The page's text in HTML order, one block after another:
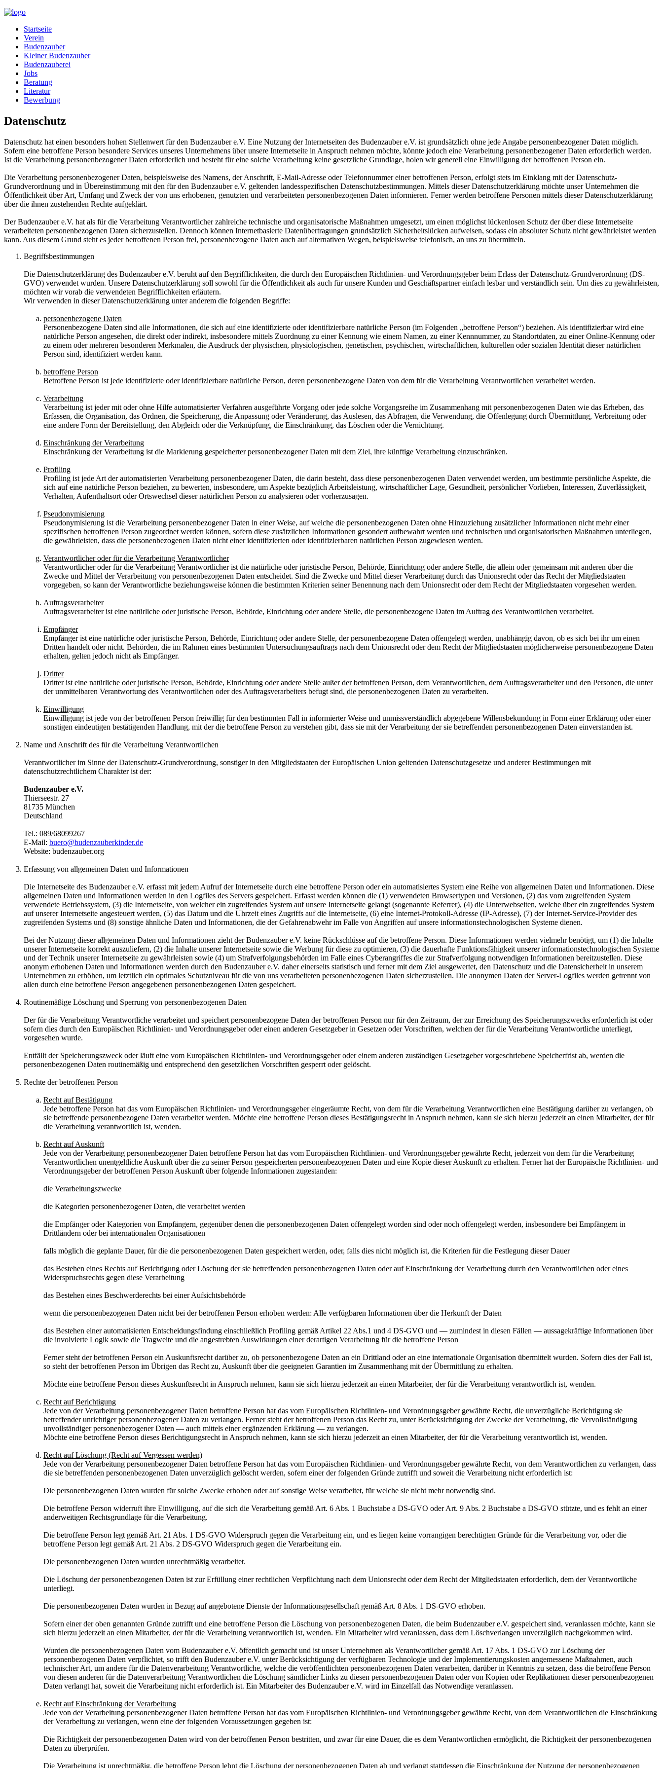
Startseite
Verein
Budenzauber
Kleiner Budenzauber
Budenzauberei
Jobs
Beratung
Literatur
Bewerbung
Datenschutz
Datenschutz hat einen besonders hohen Stellenwert für den Budenzauber e.V. Eine Nutzung der Internetseiten des Budenzauber e.V. ist grundsätzlich ohne jede Angabe personenbezogener Daten möglich.
Sofern eine betroffene Person besondere Services unseres Unternehmens über unsere Internetseite in Anspruch nehmen möchte, könnte jedoch eine Verarbeitung personenbezogener Daten erforderlich werden.
Ist die Verarbeitung personenbezogener Daten erforderlich und besteht für eine solche Verarbeitung keine gesetzliche Grundlage, holen wir generell eine Einwilligung der betroffenen Person ein.
Die Verarbeitung personenbezogener Daten, beispielsweise des Namens, der Anschrift, E-Mail-Adresse oder Telefonnummer einer betroffenen Person, erfolgt stets im Einklang mit der Datenschutz-
Grundverordnung und in Übereinstimmung mit den für den Budenzauber e.V. geltenden landesspezifischen Datenschutzbestimmungen. Mittels dieser Datenschutzerklärung möchte unser Unternehmen die
Öffentlichkeit über Art, Umfang und Zweck der von uns erhobenen, genutzten und verarbeiteten personenbezogenen Daten informieren. Ferner werden betroffene Personen mittels dieser Datenschutzerklärung
über die ihnen zustehenden Rechte aufgeklärt.
Der Budenzauber e.V. hat als für die Verarbeitung Verantwortlicher zahlreiche technische und organisatorische Maßnahmen umgesetzt, um einen möglichst lückenlosen Schutz der über diese Internetseite
verarbeiteten personenbezogenen Daten sicherzustellen. Dennoch können Internetbasierte Datenübertragungen grundsätzlich Sicherheitslücken aufweisen, sodass ein absoluter Schutz nicht gewährleistet werden
kann. Aus diesem Grund steht es jeder betroffenen Person frei, personenbezogene Daten auch auf alternativen Wegen, beispielsweise telefonisch, an uns zu übermitteln.
Begriffsbestimmungen
Die Datenschutzerklärung des Budenzauber e.V. beruht auf den Begrifflichkeiten, die durch den Europäischen Richtlinien- und Verordnungsgeber beim Erlass der Datenschutz-Grundverordnung (DS-
GVO) verwendet wurden. Unsere Datenschutzerklärung soll sowohl für die Öffentlichkeit als auch für unsere Kunden und Geschäftspartner einfach lesbar und verständlich sein. Um dies zu gewährleisten,
möchten wir vorab die verwendeten Begrifflichkeiten erläutern.
Wir verwenden in dieser Datenschutzerklärung unter anderem die folgenden Begriffe:
personenbezogene Daten
Personenbezogene Daten sind alle Informationen, die sich auf eine identifizierte oder identifizierbare natürliche Person (im Folgenden „betroffene Person“) beziehen. Als identifizierbar wird eine
natürliche Person angesehen, die direkt oder indirekt, insbesondere mittels Zuordnung zu einer Kennung wie einem Namen, zu einer Kennnummer, zu Standortdaten, zu einer Online-Kennung oder
zu einem oder mehreren besonderen Merkmalen, die Ausdruck der physischen, physiologischen, genetischen, psychischen, wirtschaftlichen, kulturellen oder sozialen Identität dieser natürlichen
Person sind, identifiziert werden kann.
betroffene Person
Betroffene Person ist jede identifizierte oder identifizierbare natürliche Person, deren personenbezogene Daten von dem für die Verarbeitung Verantwortlichen verarbeitet werden.
Verarbeitung
Verarbeitung ist jeder mit oder ohne Hilfe automatisierter Verfahren ausgeführte Vorgang oder jede solche Vorgangsreihe im Zusammenhang mit personenbezogenen Daten wie das Erheben, das
Erfassen, die Organisation, das Ordnen, die Speicherung, die Anpassung oder Veränderung, das Auslesen, das Abfragen, die Verwendung, die Offenlegung durch Übermittlung, Verbreitung oder
eine andere Form der Bereitstellung, den Abgleich oder die Verknüpfung, die Einschränkung, das Löschen oder die Vernichtung.
Einschränkung der Verarbeitung
Einschränkung der Verarbeitung ist die Markierung gespeicherter personenbezogener Daten mit dem Ziel, ihre künftige Verarbeitung einzuschränken.
Profiling
Profiling ist jede Art der automatisierten Verarbeitung personenbezogener Daten, die darin besteht, dass diese personenbezogenen Daten verwendet werden, um bestimmte persönliche Aspekte, die
sich auf eine natürliche Person beziehen, zu bewerten, insbesondere, um Aspekte bezüglich Arbeitsleistung, wirtschaftlicher Lage, Gesundheit, persönlicher Vorlieben, Interessen, Zuverlässigkeit,
Verhalten, Aufenthaltsort oder Ortswechsel dieser natürlichen Person zu analysieren oder vorherzusagen.
Pseudonymisierung
Pseudonymisierung ist die Verarbeitung personenbezogener Daten in einer Weise, auf welche die personenbezogenen Daten ohne Hinzuziehung zusätzlicher Informationen nicht mehr einer
spezifischen betroffenen Person zugeordnet werden können, sofern diese zusätzlichen Informationen gesondert aufbewahrt werden und technischen und organisatorischen Maßnahmen unterliegen,
die gewährleisten, dass die personenbezogenen Daten nicht einer identifizierten oder identifizierbaren natürlichen Person zugewiesen werden.
Verantwortlicher oder für die Verarbeitung Verantwortlicher
Verantwortlicher oder für die Verarbeitung Verantwortlicher ist die natürliche oder juristische Person, Behörde, Einrichtung oder andere Stelle, die allein oder gemeinsam mit anderen über die
Zwecke und Mittel der Verarbeitung von personenbezogenen Daten entscheidet. Sind die Zwecke und Mittel dieser Verarbeitung durch das Unionsrecht oder das Recht der Mitgliedstaaten
vorgegeben, so kann der Verantwortliche beziehungsweise können die bestimmten Kriterien seiner Benennung nach dem Unionsrecht oder dem Recht der Mitgliedstaaten vorgesehen werden.
Auftragsverarbeiter
Auftragsverarbeiter ist eine natürliche oder juristische Person, Behörde, Einrichtung oder andere Stelle, die personenbezogene Daten im Auftrag des Verantwortlichen verarbeitet.
Empfänger
Empfänger ist eine natürliche oder juristische Person, Behörde, Einrichtung oder andere Stelle, der personenbezogene Daten offengelegt werden, unabhängig davon, ob es sich bei ihr um einen
Dritten handelt oder nicht. Behörden, die im Rahmen eines bestimmten Untersuchungsauftrags nach dem Unionsrecht oder dem Recht der Mitgliedstaaten möglicherweise personenbezogene Daten
erhalten, gelten jedoch nicht als Empfänger.
Dritter
Dritter ist eine natürliche oder juristische Person, Behörde, Einrichtung oder andere Stelle außer der betroffenen Person, dem Verantwortlichen, dem Auftragsverarbeiter und den Personen, die unter
der unmittelbaren Verantwortung des Verantwortlichen oder des Auftragsverarbeiters befugt sind, die personenbezogenen Daten zu verarbeiten.
Einwilligung
Einwilligung ist jede von der betroffenen Person freiwillig für den bestimmten Fall in informierter Weise und unmissverständlich abgegebene Willensbekundung in Form einer Erklärung oder einer
sonstigen eindeutigen bestätigenden Handlung, mit der die betroffene Person zu verstehen gibt, dass sie mit der Verarbeitung der sie betreffenden personenbezogenen Daten einverstanden ist.
Name und Anschrift des für die Verarbeitung Verantwortlichen
Verantwortlicher im Sinne der Datenschutz-Grundverordnung, sonstiger in den Mitgliedstaaten der Europäischen Union geltenden Datenschutzgesetze und anderer Bestimmungen mit
datenschutzrechtlichem Charakter ist der:
Budenzauber e.V.
Thierseestr. 27
81735 München
Deutschland
Tel.: 089/68099267
E-Mail: buero@budenzauberkinder.de
Website: budenzauber.org
Erfassung von allgemeinen Daten und Informationen
Die Internetseite des Budenzauber e.V. erfasst mit jedem Aufruf der Internetseite durch eine betroffene Person oder ein automatisiertes System eine Reihe von allgemeinen Daten und Informationen. Diese
allgemeinen Daten und Informationen werden in den Logfiles des Servers gespeichert. Erfasst werden können die (1) verwendeten Browsertypen und Versionen, (2) das vom zugreifenden System
verwendete Betriebssystem, (3) die Internetseite, von welcher ein zugreifendes System auf unsere Internetseite gelangt (sogenannte Referrer), (4) die Unterwebseiten, welche über ein zugreifendes System
auf unserer Internetseite angesteuert werden, (5) das Datum und die Uhrzeit eines Zugriffs auf die Internetseite, (6) eine Internet-Protokoll-Adresse (IP-Adresse), (7) der Internet-Service-Provider des
zugreifenden Systems und (8) sonstige ähnliche Daten und Informationen, die der Gefahrenabwehr im Falle von Angriffen auf unsere informationstechnologischen Systeme dienen.
Bei der Nutzung dieser allgemeinen Daten und Informationen zieht der Budenzauber e.V. keine Rückschlüsse auf die betroffene Person. Diese Informationen werden vielmehr benötigt, um (1) die Inhalte
unserer Internetseite korrekt auszuliefern, (2) die Inhalte unserer Internetseite sowie die Werbung für diese zu optimieren, (3) die dauerhafte Funktionsfähigkeit unserer informationstechnologischen Systeme
und der Technik unserer Internetseite zu gewährleisten sowie (4) um Strafverfolgungsbehörden im Falle eines Cyberangriffes die zur Strafverfolgung notwendigen Informationen bereitzustellen. Diese
anonym erhobenen Daten und Informationen werden durch den Budenzauber e.V. daher einerseits statistisch und ferner mit dem Ziel ausgewertet, den Datenschutz und die Datensicherheit in unserem
Unternehmen zu erhöhen, um letztlich ein optimales Schutzniveau für die von uns verarbeiteten personenbezogenen Daten sicherzustellen. Die anonymen Daten der Server-Logfiles werden getrennt von
allen durch eine betroffene Person angegebenen personenbezogenen Daten gespeichert.
Routinemäßige Löschung und Sperrung von personenbezogenen Daten
Der für die Verarbeitung Verantwortliche verarbeitet und speichert personenbezogene Daten der betroffenen Person nur für den Zeitraum, der zur Erreichung des Speicherungszwecks erforderlich ist oder
sofern dies durch den Europäischen Richtlinien- und Verordnungsgeber oder einen anderen Gesetzgeber in Gesetzen oder Vorschriften, welchen der für die Verarbeitung Verantwortliche unterliegt,
vorgesehen wurde.
Entfällt der Speicherungszweck oder läuft eine vom Europäischen Richtlinien- und Verordnungsgeber oder einem anderen zuständigen Gesetzgeber vorgeschriebene Speicherfrist ab, werden die
personenbezogenen Daten routinemäßig und entsprechend den gesetzlichen Vorschriften gesperrt oder gelöscht.
Rechte der betroffenen Person
Recht auf Bestätigung
Jede betroffene Person hat das vom Europäischen Richtlinien- und Verordnungsgeber eingeräumte Recht, von dem für die Verarbeitung Verantwortlichen eine Bestätigung darüber zu verlangen, ob
sie betreffende personenbezogene Daten verarbeitet werden. Möchte eine betroffene Person dieses Bestätigungsrecht in Anspruch nehmen, kann sie sich hierzu jederzeit an einen Mitarbeiter, der für
die Verarbeitung verantwortlich ist, wenden.
Recht auf Auskunft
Jede von der Verarbeitung personenbezogener Daten betroffene Person hat das vom Europäischen Richtlinien- und Verordnungsgeber gewährte Recht, jederzeit von dem für die Verarbeitung
Verantwortlichen unentgeltliche Auskunft über die zu seiner Person gespeicherten personenbezogenen Daten und eine Kopie dieser Auskunft zu erhalten. Ferner hat der Europäische Richtlinien- und
Verordnungsgeber der betroffenen Person Auskunft über folgende Informationen zugestanden:
die Verarbeitungszwecke
die Kategorien personenbezogener Daten, die verarbeitet werden
die Empfänger oder Kategorien von Empfängern, gegenüber denen die personenbezogenen Daten offengelegt worden sind oder noch offengelegt werden, insbesondere bei Empfängern in
Drittländern oder bei internationalen Organisationen
falls möglich die geplante Dauer, für die die personenbezogenen Daten gespeichert werden, oder, falls dies nicht möglich ist, die Kriterien für die Festlegung dieser Dauer
das Bestehen eines Rechts auf Berichtigung oder Löschung der sie betreffenden personenbezogenen Daten oder auf Einschränkung der Verarbeitung durch den Verantwortlichen oder eines
Widerspruchsrechts gegen diese Verarbeitung
das Bestehen eines Beschwerderechts bei einer Aufsichtsbehörde
wenn die personenbezogenen Daten nicht bei der betroffenen Person erhoben werden: Alle verfügbaren Informationen über die Herkunft der Daten
das Bestehen einer automatisierten Entscheidungsfindung einschließlich Profiling gemäß Artikel 22 Abs.1 und 4 DS-GVO und — zumindest in diesen Fällen — aussagekräftige Informationen über
die involvierte Logik sowie die Tragweite und die angestrebten Auswirkungen einer derartigen Verarbeitung für die betroffene Person
Ferner steht der betroffenen Person ein Auskunftsrecht darüber zu, ob personenbezogene Daten an ein Drittland oder an eine internationale Organisation übermittelt wurden. Sofern dies der Fall ist,
so steht der betroffenen Person im Übrigen das Recht zu, Auskunft über die geeigneten Garantien im Zusammenhang mit der Übermittlung zu erhalten.
Möchte eine betroffene Person dieses Auskunftsrecht in Anspruch nehmen, kann sie sich hierzu jederzeit an einen Mitarbeiter, der für die Verarbeitung verantwortlich ist, wenden.
Recht auf Berichtigung
Jede von der Verarbeitung personenbezogener Daten betroffene Person hat das vom Europäischen Richtlinien- und Verordnungsgeber gewährte Recht, die unverzügliche Berichtigung sie
betreffender unrichtiger personenbezogener Daten zu verlangen. Ferner steht der betroffenen Person das Recht zu, unter Berücksichtigung der Zwecke der Verarbeitung, die Vervollständigung
unvollständiger personenbezogener Daten — auch mittels einer ergänzenden Erklärung — zu verlangen.
Möchte eine betroffene Person dieses Berichtigungsrecht in Anspruch nehmen, kann sie sich hierzu jederzeit an einen Mitarbeiter, der für die Verarbeitung verantwortlich ist, wenden.
Recht auf Löschung (Recht auf Vergessen werden)
Jede von der Verarbeitung personenbezogener Daten betroffene Person hat das vom Europäischen Richtlinien- und Verordnungsgeber gewährte Recht, von dem Verantwortlichen zu verlangen, dass
die sie betreffenden personenbezogenen Daten unverzüglich gelöscht werden, sofern einer der folgenden Gründe zutrifft und soweit die Verarbeitung nicht erforderlich ist:
Die personenbezogenen Daten wurden für solche Zwecke erhoben oder auf sonstige Weise verarbeitet, für welche sie nicht mehr notwendig sind.
Die betroffene Person widerruft ihre Einwilligung, auf die sich die Verarbeitung gemäß Art. 6 Abs. 1 Buchstabe a DS-GVO oder Art. 9 Abs. 2 Buchstabe a DS-GVO stützte, und es fehlt an einer
anderweitigen Rechtsgrundlage für die Verarbeitung.
Die betroffene Person legt gemäß Art. 21 Abs. 1 DS-GVO Widerspruch gegen die Verarbeitung ein, und es liegen keine vorrangigen berechtigten Gründe für die Verarbeitung vor, oder die
betroffene Person legt gemäß Art. 21 Abs. 2 DS-GVO Widerspruch gegen die Verarbeitung ein.
Die personenbezogenen Daten wurden unrechtmäßig verarbeitet.
Die Löschung der personenbezogenen Daten ist zur Erfüllung einer rechtlichen Verpflichtung nach dem Unionsrecht oder dem Recht der Mitgliedstaaten erforderlich, dem der Verantwortliche
unterliegt.
Die personenbezogenen Daten wurden in Bezug auf angebotene Dienste der Informationsgesellschaft gemäß Art. 8 Abs. 1 DS-GVO erhoben.
Sofern einer der oben genannten Gründe zutrifft und eine betroffene Person die Löschung von personenbezogenen Daten, die beim Budenzauber e.V. gespeichert sind, veranlassen möchte, kann sie
sich hierzu jederzeit an einen Mitarbeiter, der für die Verarbeitung verantwortlich ist, wenden. Ein Mitarbeiter wird veranlassen, dass dem Löschverlangen unverzüglich nachgekommen wird.
Wurden die personenbezogenen Daten vom Budenzauber e.V. öffentlich gemacht und ist unser Unternehmen als Verantwortlicher gemäß Art. 17 Abs. 1 DS-GVO zur Löschung der
personenbezogenen Daten verpflichtet, so trifft den Budenzauber e.V. unter Berücksichtigung der verfügbaren Technologie und der Implementierungskosten angemessene Maßnahmen, auch
technischer Art, um andere für die Datenverarbeitung Verantwortliche, welche die veröffentlichten personenbezogenen Daten verarbeiten, darüber in Kenntnis zu setzen, dass die betroffene Person
von diesen anderen für die Datenverarbeitung Verantwortlichen die Löschung sämtlicher Links zu diesen personenbezogenen Daten oder von Kopien oder Replikationen dieser personenbezogenen
Daten verlangt hat, soweit die Verarbeitung nicht erforderlich ist. Ein Mitarbeiter des Budenzauber e.V. wird im Einzelfall das Notwendige veranlassen.
Recht auf Einschränkung der Verarbeitung
Jede von der Verarbeitung personenbezogener Daten betroffene Person hat das vom Europäischen Richtlinien- und Verordnungsgeber gewährte Recht, von dem Verantwortlichen die Einschränkung
der Verarbeitung zu verlangen, wenn eine der folgenden Voraussetzungen gegeben ist:
Die Richtigkeit der personenbezogenen Daten wird von der betroffenen Person bestritten, und zwar für eine Dauer, die es dem Verantwortlichen ermöglicht, die Richtigkeit der personenbezogenen
Daten zu überprüfen.
Die Verarbeitung ist unrechtmäßig, die betroffene Person lehnt die Löschung der personenbezogenen Daten ab und verlangt stattdessen die Einschränkung der Nutzung der personenbezogenen